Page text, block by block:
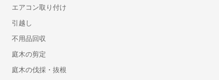
エアコン取り付け
引越し
不用品回収
庭木の剪定
庭木の伐採・抜根